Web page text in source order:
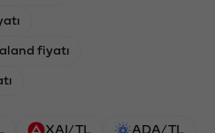
fiyatı
XAI/TL ADA/TL